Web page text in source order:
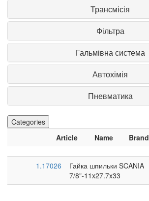
Трансмісія
Фільтра
Гальмівна система
Автохімія
Пневматика
Categories
Article
Name Brand
1.17026
Гайка шпильки SCANIA
7/8"-11x27.7x33